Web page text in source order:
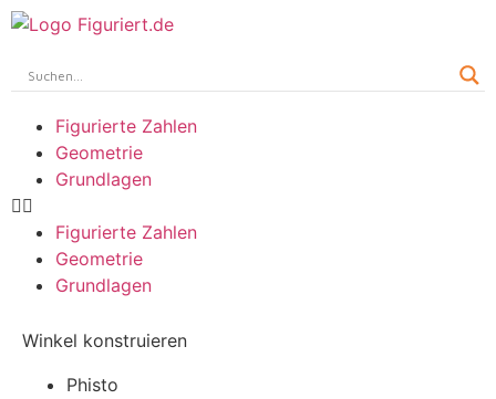
Figurierte Zahlen
Geometrie
Grundlagen
Figurierte Zahlen
Geometrie
Grundlagen
Winkel konstruieren
Phisto